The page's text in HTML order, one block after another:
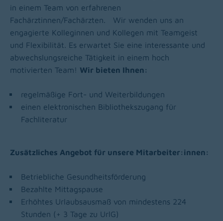
in einem Team von erfahrenen
Fachärztinnen/Fachärzten.
Wir wenden uns an
engagierte Kolleginnen und Kollegen mit Teamgeist
und Flexibilität. Es erwartet Sie eine interessante und
abwechslungsreiche Tätigkeit in einem hoch
motivierten Team! Wir bieten Ihnen:
regelmäßige Fort- und Weiterbildungen
einen elektronischen Bibliothekszugang für
Fachliteratur
Zusätzliches Angebot für unsere Mitarbeiter:innen:
Betriebliche Gesundheitsförderung
Bezahlte Mittagspause
Erhöhtes Urlaubsausmaß von mindestens 224
Stunden (+ 3 Tage zu UrlG)